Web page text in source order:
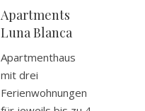
Apartments
Luna Blanca
Apartmenthaus
mit drei
Ferienwohnungen